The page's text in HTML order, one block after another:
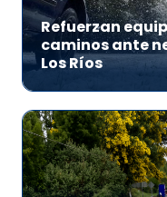
Refuerzan
caminos ante
Los Ríos